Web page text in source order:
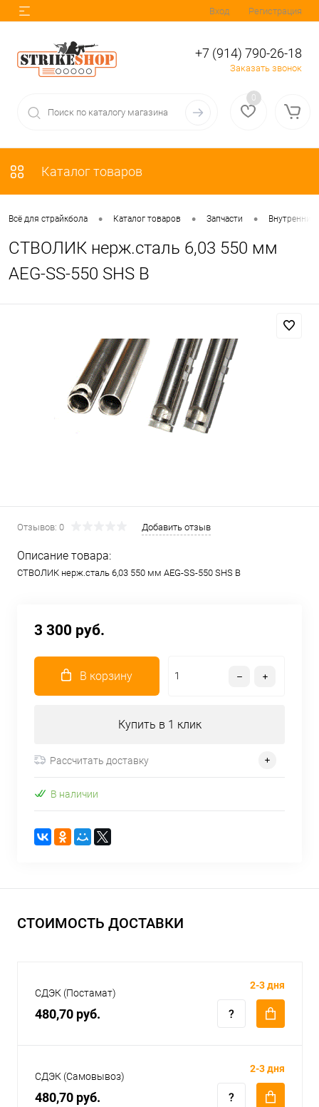
Вход Регистрация
+7 (914) 790-26-18
Заказать звонок
0
Каталог товаров
Всё для страйкбола • Каталог товаров • Запчасти • Внутренние
СТВОЛИК нерж.сталь 6,03 550 мм
AEG-SS-550 SHS B
Отзывов: 0 Добавить отзыв
Описание товара:
СТВОЛИК нерж.сталь 6,03 550 мм AEG-SS-550 SHS B
3 300 руб.
В корзину
Купить в 1 клик
Рассчитать доставку
В наличии
СТОИМОСТЬ ДОСТАВКИ
СДЭК (Постамат)
480,70 руб.
2-3 дня
СДЭК (Самовывоз)
480,70 руб.
2-3 дня